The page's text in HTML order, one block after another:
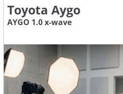
Toyota Aygo
AYGO 1.0 x-wave